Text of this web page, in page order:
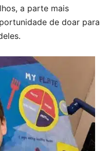
a parte mais
de doar para